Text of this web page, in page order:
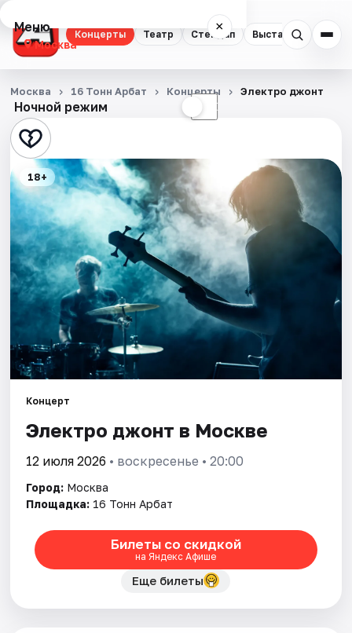
Концерты Театр Стендап Выставки
Меню ×
Москва
Концерты
Театр
Стендап
Выставки
Квесты
Экскурсии
Спорт
События
Площадки
Артисты
Рейтинги
Ночной режим ☾
Москва 16 Тонн Арбат Концерты Электро джонт
18+
Концерт
Электро джонт в Москве
12 июля 2026 • воскресенье • 20:00
Город: Москва
Площадка: 16 Тонн Арбат
Билеты со скидкой
на Яндекс Афише
Еще билеты